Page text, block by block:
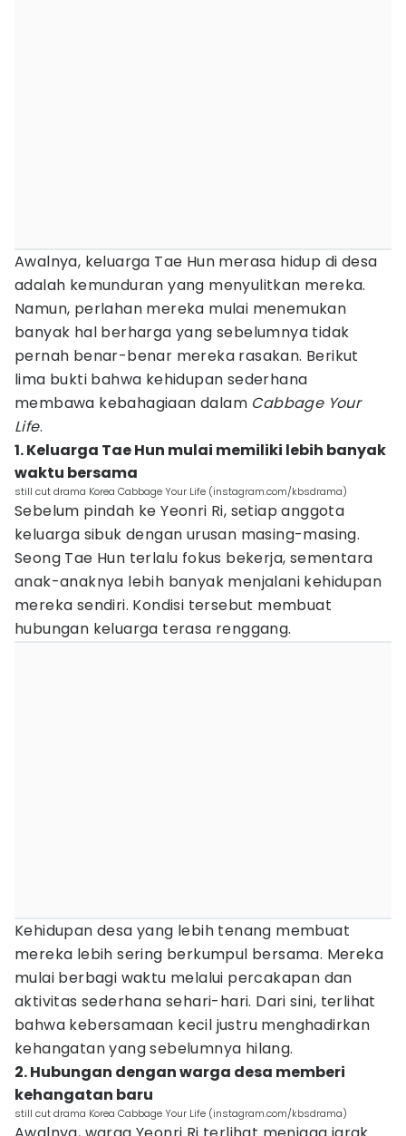
Awalnya, keluarga Tae Hun merasa hidup di desa
adalah kemunduran yang menyulitkan mereka.
Namun, perlahan mereka mulai menemukan
banyak hal berharga yang sebelumnya tidak
pernah benar-benar mereka rasakan. Berikut
lima bukti bahwa kehidupan sederhana
membawa kebahagiaan dalam Cabbage Your
Life.
1. Keluarga Tae Hun mulai memiliki lebih banyak
waktu bersama
still cut drama Korea Cabbage Your Life (instagram.com/kbsdrama)
Sebelum pindah ke Yeonri Ri, setiap anggota
keluarga sibuk dengan urusan masing-masing.
Seong Tae Hun terlalu fokus bekerja, sementara
anak-anaknya lebih banyak menjalani kehidupan
mereka sendiri. Kondisi tersebut membuat
hubungan keluarga terasa renggang.
Kehidupan desa yang lebih tenang membuat
mereka lebih sering berkumpul bersama. Mereka
mulai berbagi waktu melalui percakapan dan
aktivitas sederhana sehari-hari. Dari sini, terlihat
bahwa kebersamaan kecil justru menghadirkan
kehangatan yang sebelumnya hilang.
2. Hubungan dengan warga desa memberi
kehangatan baru
still cut drama Korea Cabbage Your Life (instagram.com/kbsdrama)